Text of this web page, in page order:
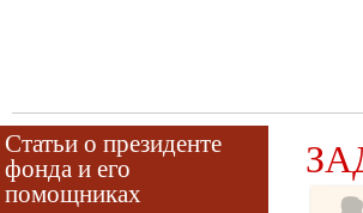
Статьи о президенте
фонда и его
помощниках